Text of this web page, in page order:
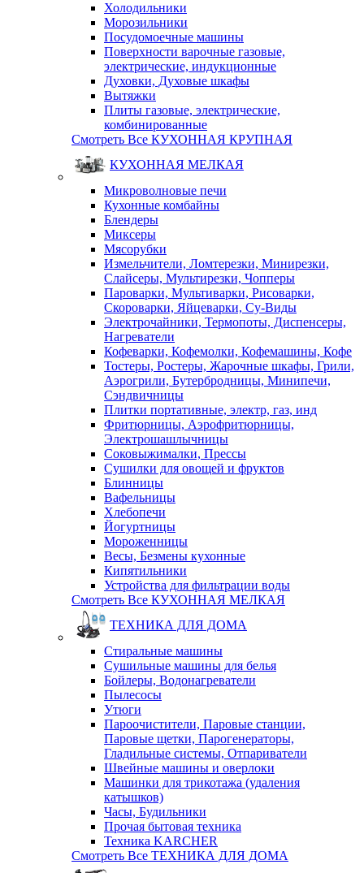
Холодильники
Морозильники
Посудомоечные машины
Поверхности варочные газовые,
электрические, индукционные
Духовки, Духовые шкафы
Вытяжки
Плиты газовые, электрические,
комбинированные
Смотреть Все КУХОННАЯ КРУПНАЯ
КУХОННАЯ МЕЛКАЯ
Микроволновые печи
Кухонные комбайны
Блендеры
Миксеры
Мясорубки
Измельчители, Ломтерезки, Минирезки,
Слайсеры, Мультирезки, Чопперы
Пароварки, Мультиварки, Рисоварки,
Скороварки, Яйцеварки, Су-Виды
Электрочайники, Термопоты, Диспенсеры,
Нагреватели
Кофеварки, Кофемолки, Кофемашины, Кофе
Тостеры, Ростеры, Жарочные шкафы, Грили,
Аэрогрили, Бутербродницы, Минипечи,
Сэндвичницы
Плитки портативные, электр, газ, инд
Фритюрницы, Аэрофритюрницы,
Электрошашлычницы
Соковыжималки, Прессы
Сушилки для овощей и фруктов
Блинницы
Вафельницы
Хлебопечи
Йогуртницы
Мороженницы
Весы, Безмены кухонные
Кипятильники
Устройства для фильтрации воды
Смотреть Все КУХОННАЯ МЕЛКАЯ
ТЕХНИКА ДЛЯ ДОМА
Стиральные машины
Сушильные машины для белья
Бойлеры, Водонагреватели
Пылесосы
Утюги
Пароочистители, Паровые станции,
Паровые щетки, Парогенераторы,
Гладильные системы, Отпариватели
Швейные машины и оверлоки
Машинки для трикотажа (удаления
катышков)
Часы, Будильники
Прочая бытовая техника
Техника KARCHER
Смотреть Все ТЕХНИКА ДЛЯ ДОМА